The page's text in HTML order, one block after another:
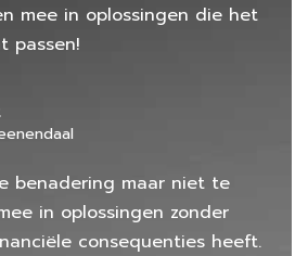
mee in oplossingen die het
passen!
benadering maar niet te
in oplossingen zonder
consequenties heeft.